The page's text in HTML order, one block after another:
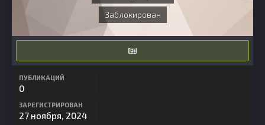
Заблокирован
ПУБЛИКАЦИЙ
0
ЗАРЕГИСТРИРОВАН
27 ноября, 2024